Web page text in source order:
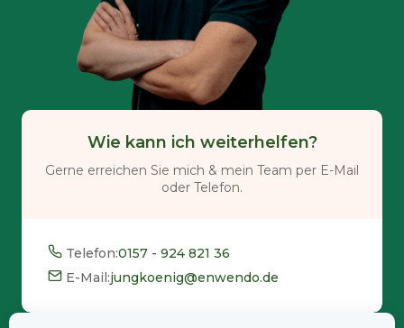
Wie kann ich weiterhelfen?
Gerne erreichen Sie mich & mein Team per E-Mail
oder Telefon.
Telefon:0157 - 924 821 36
E-Mail:jungkoenig@enwendo.de